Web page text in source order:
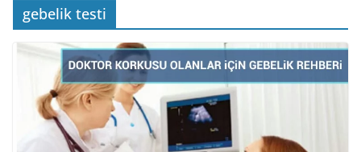
gebelik testi